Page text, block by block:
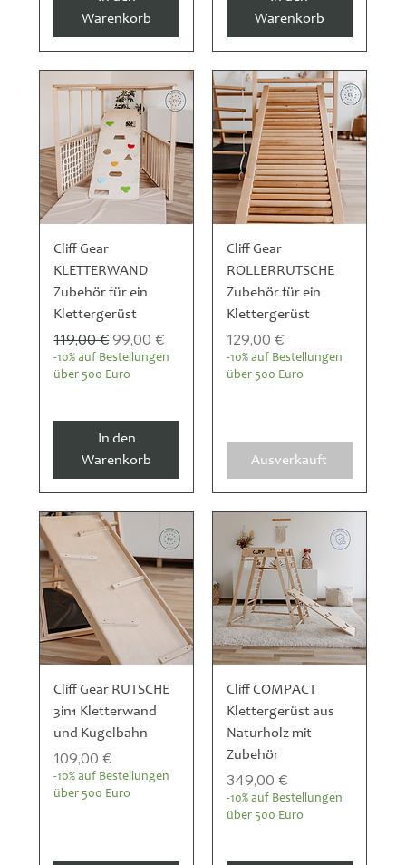
Warenkorb
Warenkorb
Cliff Gear
KLETTERWAND
Zubehör für ein
Klettergerüst
Standardpreis
119,00 €Sale-Preis
99,00 €
-10% auf Bestellungen
über 500 Euro
In den
Warenkorb
Cliff Gear
ROLLERRUTSCHE
Zubehör für ein
Klettergerüst
Preis
129,00 €
-10% auf Bestellungen
über 500 Euro
Ausverkauft
Cliff Gear RUTSCHE
3in1 Kletterwand
und Kugelbahn
Preis
109,00 €
-10% auf Bestellungen
über 500 Euro
Cliff COMPACT
Klettergerüst aus
Naturholz mit
Zubehör
Preis
349,00 €
-10% auf Bestellungen
über 500 Euro